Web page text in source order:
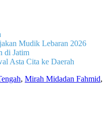
Mudik Lebaran 2026
di Jatim
Asta Cita ke Daerah
, Mirah Midadan Fahmid,